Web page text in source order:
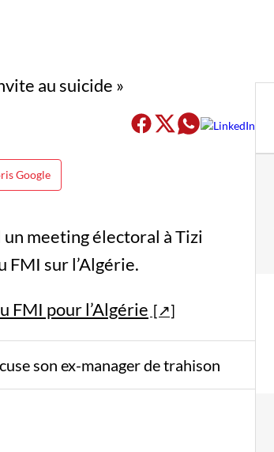
Google
meeting électoral à Tizi
FMI sur l’Algérie.
FMI pour l’Algérie
son ex-manager de trahison